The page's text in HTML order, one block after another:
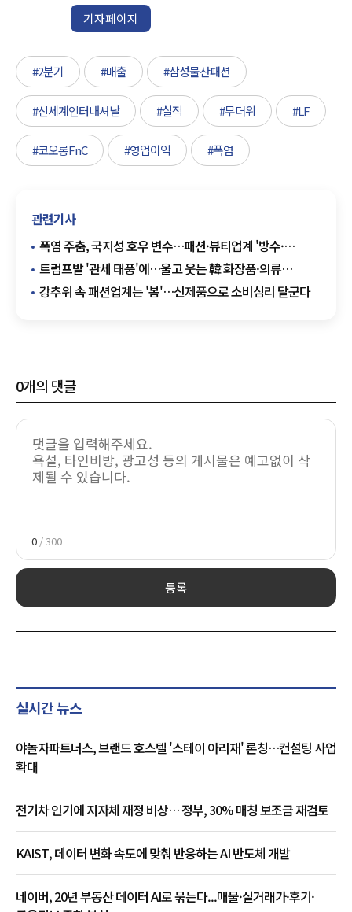
기자페이지
#2분기 #매출 #삼성물산패션
#신세계인터내셔날 #실적 #무더위 #LF
#코오롱FnC #영업이익 #폭염
관련기사
폭염 주춤, 국지성 호우 변수…패션·뷰티업계 '방수·
지속력' 제품 강화
트럼프발 '관세 태풍'에…울고 웃는 韓 화장품·의류
OEM·ODM 기업들
강추위 속 패션업계는 '봄'…신제품으로 소비심리 달군다
0개의 댓글
0 / 300
등록
실시간 뉴스
야놀자파트너스, 브랜드 호스텔 '스테이 아리재' 론칭…컨설팅 사업
확대
전기차 인기에 지자체 재정 비상… 정부, 30% 매칭 보조금 재검토
KAIST, 데이터 변화 속도에 맞춰 반응하는 AI 반도체 개발
네이버, 20년 부동산 데이터 AI로 묶는다...매물·실거래가·후기·